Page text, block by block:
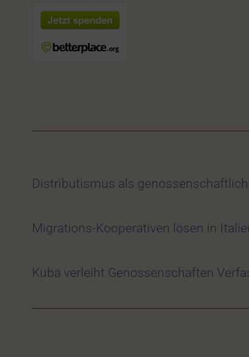
Distributismus als
Migrations-Kooperativen lösen in
Kuba verleiht Genossenschaften